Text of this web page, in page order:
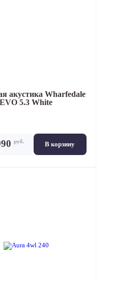
акустика Wharfedale
EVO 5.3 White
В корзину
руб.